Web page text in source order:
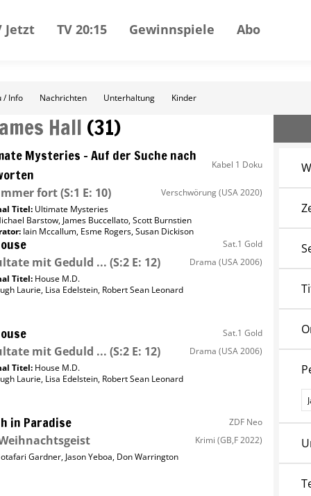
Jetzt TV 20:15 Gewinnspiele Abo
/ Info Nachrichten Unterhaltung Kinder
Hall (31)
Mysteries – Auf der Suche nach
Kabel 1 Doku
fort(S:1 E: 10) Verschwörung(USA 2020)
Titel: Ultimate Mysteries
Barstow, James Buccellato,Scott Burnstien
: Iain Mccallum, Esme Rogers,Susan Dickison
Sat.1 Gold
mit Geduld ... (S:2 E: 12) Drama (USA 2006)
Titel: House M.D.
Laurie, Lisa Edelstein, Robert Sean Leonard
Sat.1 Gold
mit Geduld ... (S:2 E: 12) Drama (USA 2006)
Titel: House M.D.
Laurie, Lisa Edelstein, Robert Sean Leonard
in Paradise ZDF Neo
Krimi (GB,F 2022)
Gardner, Jason Yeboa, Don Warrington